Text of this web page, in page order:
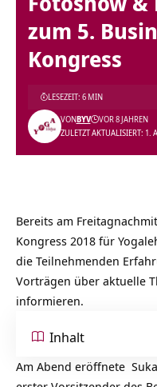
zum 5.
Kongress
ZULETZT AKTUALISIERT: 1.
VONBYV VOR 8 JAHREN
LESEZEIT: 6 MIN
Bereits am
Kongress 2018 für
die Teilnehmenden
Vorträgen über aktuelle
informieren.
Inhalt
Am Abend eröffnete